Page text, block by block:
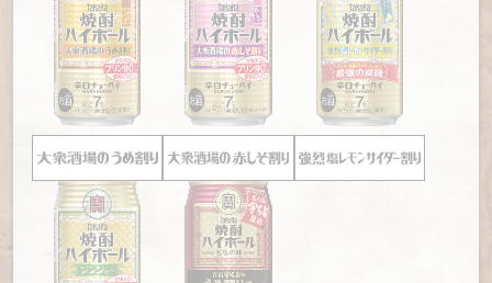
【東京「大橋屋酒店」】
相撲好きが集まる両国の地で老
舗酒屋が50年ぶりに角打ちを復活
【東京「明治屋酒店」】墨田区吾妻橋で30年ぶりに復活
した家族のような店で角打ち
【北九州「赤壁酒店」】角打ち発祥の地といわれる北九
州 暖簾の奥に今宵も溢れる笑顔
【東京「伊勢藤酒店」】昭和感漂う東京・東陽町のマンモ
ス団地商店街で角打ち
【三重「中村酒店」】まるで大学のキャンパス!? 若人で
【浅草「さくま」】
60年前から受け継がれた牛スジ煮込
みと「不器用さ」
【堀切菖蒲園「きよし」】｢お客さんに誉められたい｣の思
いを貫き続けて半世紀！
【門前仲町「だるま」】「肉豆腐、イッパァーツ！！」美人姉
妹のかけ声が響く店
【亀戸「伊勢元酒場」】「何も変えない」美学を貫く東京・
下町の"思い出酒場"
【鐘ヶ淵「十一屋」】店とお客の交わりから生まれ年月